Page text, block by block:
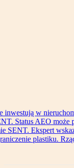
inwestują w
Status AEO może
SENT. Ekspert
plastiku.